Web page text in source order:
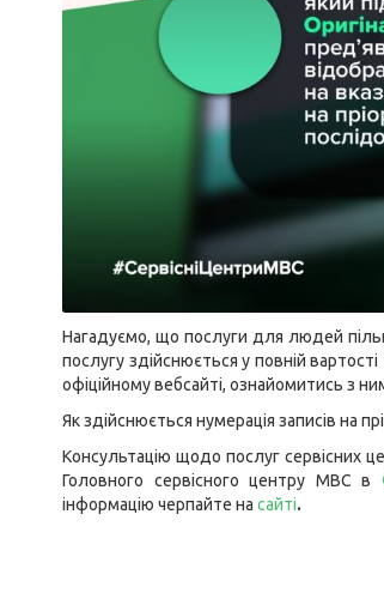
Нагадуємо, що послуги для людей
послугу здійснюється у повній
офіційному вебсайті, ознайомитись з
Як здійснюється нумерація записів на
Консультацію щодо послуг сервісних
Головного сервісного центру МВС в
інформацію черпайте на сайті.